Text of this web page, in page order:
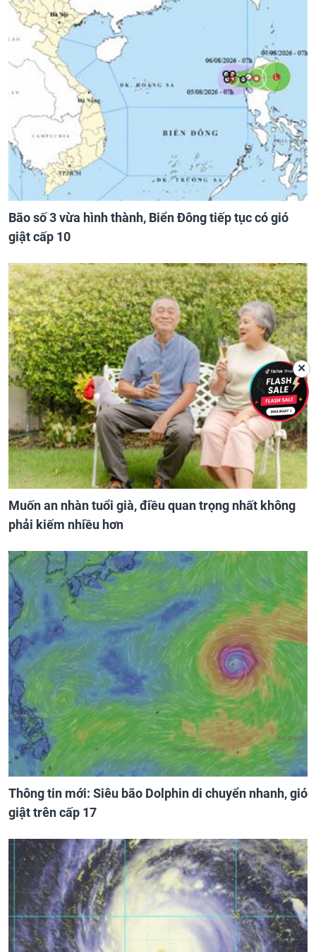
Bão số 3 vừa hình thành, Biển Đông tiếp tục có gió
giật cấp 10
Muốn an nhàn tuổi già, điều quan trọng nhất không
phải kiếm nhiều hơn
Thông tin mới: Siêu bão Dolphin di chuyển nhanh, gió
giật trên cấp 17
✕